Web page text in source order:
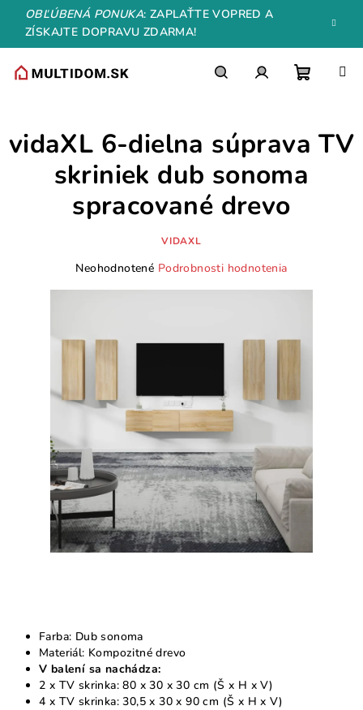
Prejsť
obsah
OBĽÚBENÁ PONUKA: ZAPLAŤTE VOPRED A
ZÍSKAJTE DOPRAVU ZDARMA!
košík
Farba: Dub sonoma
Materiál: Kompozitné drevo
V balení sa nachádza:
2 x TV skrinka: 80 x 30 x 30 cm (Š x H x V)
4 x TV skrinka: 30,5 x 30 x 90 cm (Š x H x V)
vidaXL 6-dielna súprava TV
skriniek dub sonoma
spracované drevo
VIDAXL
Priemerné
z
Neohodnotené Podrobnosti hodnotenia